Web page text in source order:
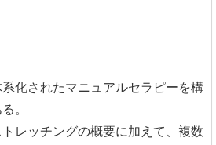
化されたマニュアルセラピーを構
。
レッチングの概要に加えて、複数